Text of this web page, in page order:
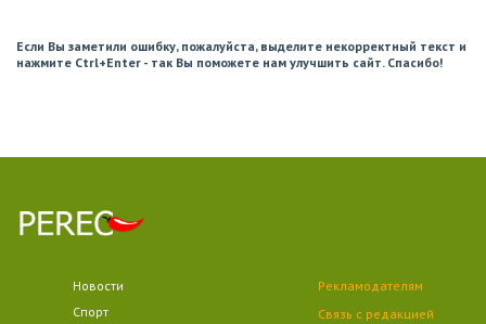
Если Вы заметили ошибку, пожалуйста, выделите некорректный текст и
нажмите Ctrl+Enter - так Вы поможете нам улучшить сайт. Спасибо!
Новости
Спорт
Рекламодателям
Связь с редакцией